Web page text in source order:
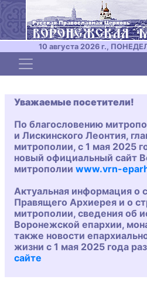
10 августа 2026 г.,
Toggle navigation
Уважаемые посетители!
По благословению
и Лискинского Леонтия,
митрополии, с 1 мая 2025
новый официальный сайт
митрополии www.vrn-
Актуальная информация о
Правящего Архиерея и о
митрополии, сведения об
Воронежской епархии,
также новости
жизни с 1 мая 2025 года
сайте